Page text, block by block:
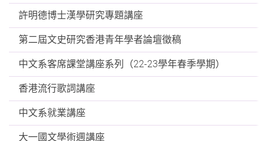
許明德博士漢學研究專題講座
第二屆文史研究香港青年學者論壇徵稿
中文系客席課堂講座系列（22-23學年春季學期）
香港流行歌詞講座
中文系就業講座
大一國文學術週講座